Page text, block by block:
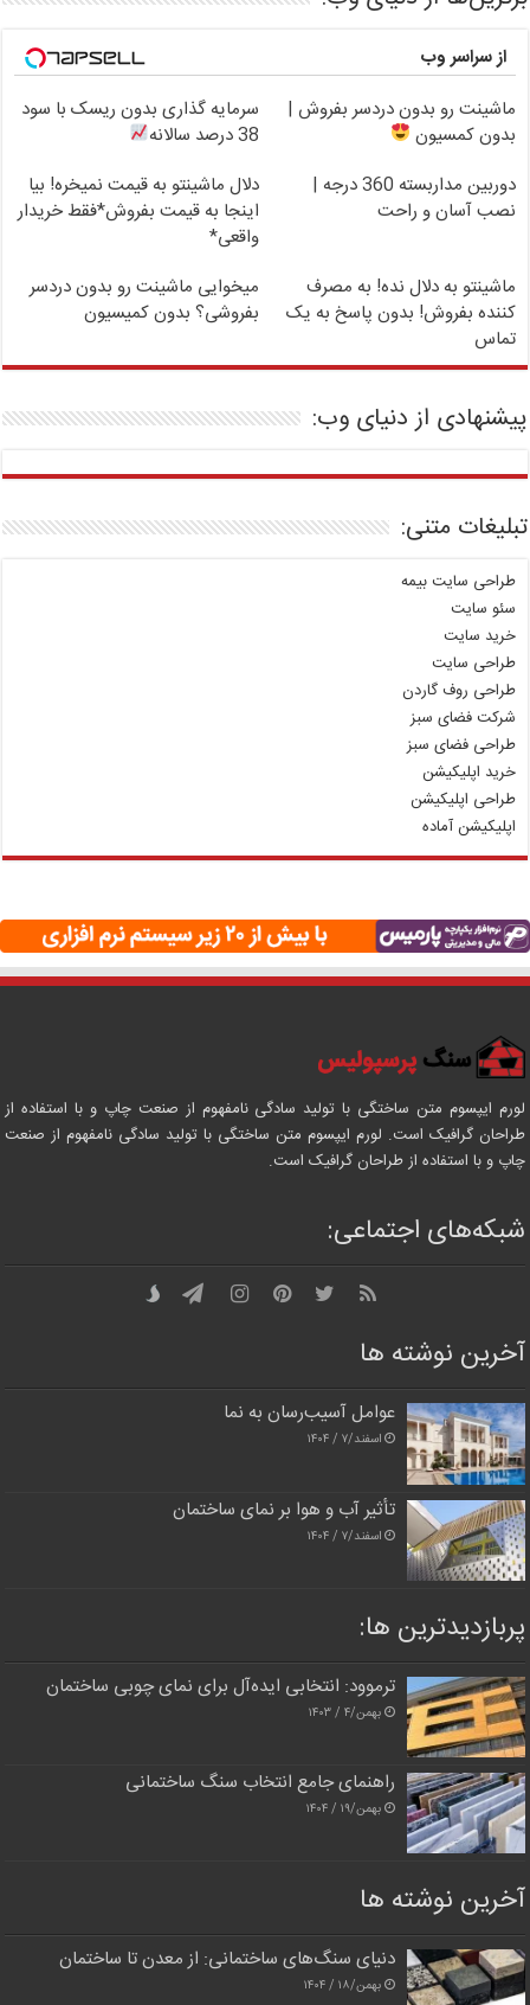
از سراسر وب
ماشینت رو بدون دردسر بفروش |
بدون کمسیون
سرمایه گذاری بدون ریسک با سود
38 درصد سالانه
دوربین مداربسته 360 درجه |
نصب آسان و راحت
دلال ماشینتو به قیمت نمیخره! بیا
اینجا به قیمت بفروش*فقط خریدار
واقعی*
ماشینتو به دلال نده! به مصرف
کننده بفروش! بدون پاسخ به یک
تماس
میخوایی ماشینت رو بدون دردسر
بفروشی؟ بدون کمیسیون
پیشنهادی از دنیای وب:
تبلیغات متنی:
طراحی سایت بیمه
سئو سایت
خرید سایت
طراحی سایت
طراحی روف گاردن
شرکت فضای سبز
طراحی فضای سبز
خرید اپلیکیشن
طراحی اپلیکیشن
اپلیکیشن آماده
لورم ایپسوم متن ساختگی با تولید سادگی نامفهوم از صنعت چاپ و با استفاده از
طراحان گرافیک است. لورم ایپسوم متن ساختگی با تولید سادگی نامفهوم از صنعت
چاپ و با استفاده از طراحان گرافیک است.
شبکه‌های اجتماعی:
آخرین نوشته ها
عوامل آسیب‌رسان به نما
اسفند/۷ / ۱۴۰۴
تأثیر آب و هوا بر نمای ساختمان
اسفند/۷ / ۱۴۰۴
پربازدیدترین‌ ها:
ترموود: انتخابی ایده‌آل برای نمای چوبی ساختمان
بهمن/۴ / ۱۴۰۳
راهنمای جامع انتخاب سنگ ساختمانی
بهمن/۱۹ / ۱۴۰۴
آخرین نوشته ها
دنیای سنگ‌های ساختمانی: از معدن تا ساختمان
بهمن/۱۸ / ۱۴۰۴